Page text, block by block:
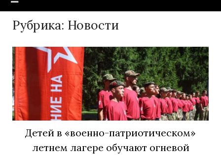
Рубрика: Новости
Детей в «военно-патриотическом»
летнем лагере обучают огневой